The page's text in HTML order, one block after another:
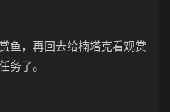
鱼，再回去给楠塔克看观赏
务了。